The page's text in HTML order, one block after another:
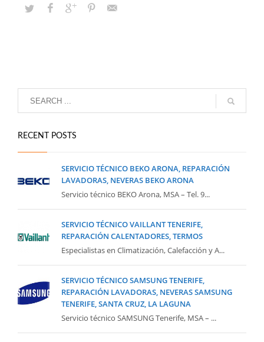
RECENT POSTS
SERVICIO TÉCNICO BEKO ARONA, REPARACIÓN
LAVADORAS, NEVERAS BEKO ARONA
Servicio técnico BEKO Arona, MSA – Tel. 9...
SERVICIO TÉCNICO VAILLANT TENERIFE,
REPARACIÓN CALENTADORES, TERMOS
Especialistas en Climatización, Calefacción y A...
SERVICIO TÉCNICO SAMSUNG TENERIFE,
REPARACIÓN LAVADORAS, NEVERAS SAMSUNG
TENERIFE, SANTA CRUZ, LA LAGUNA
Servicio técnico SAMSUNG Tenerife, MSA – ...